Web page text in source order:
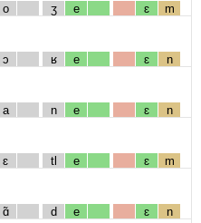
o ʒ e ɛ m
ɔ ʁ e ɛ n
a n e ɛ n
ɛ tl e ɛ m
ɑ̃ d e ɛ n